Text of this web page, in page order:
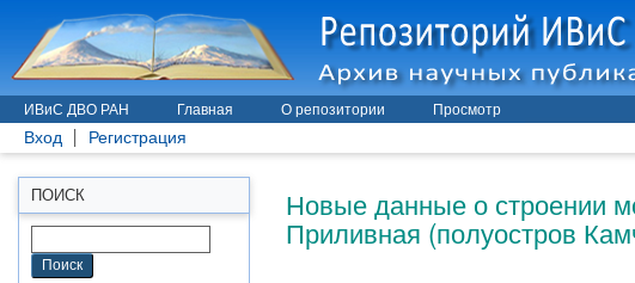
ИВиС ДВО РАН Главная О репозитории Просмотр
Вход Регистрация
ПОИСК Новые данные о строении
Приливная (полуостров